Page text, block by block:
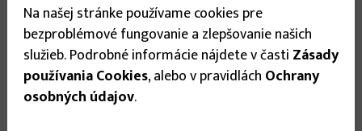
More
infos
Popis(aktívna
karta)
Na našej stránke používame cookies pre
bezproblémové fungovanie a zlepšovanie našich
služieb. Podrobné informácie nájdete v časti Zásady
používania Cookies, alebo v pravidlách Ochrany
osobných údajov.